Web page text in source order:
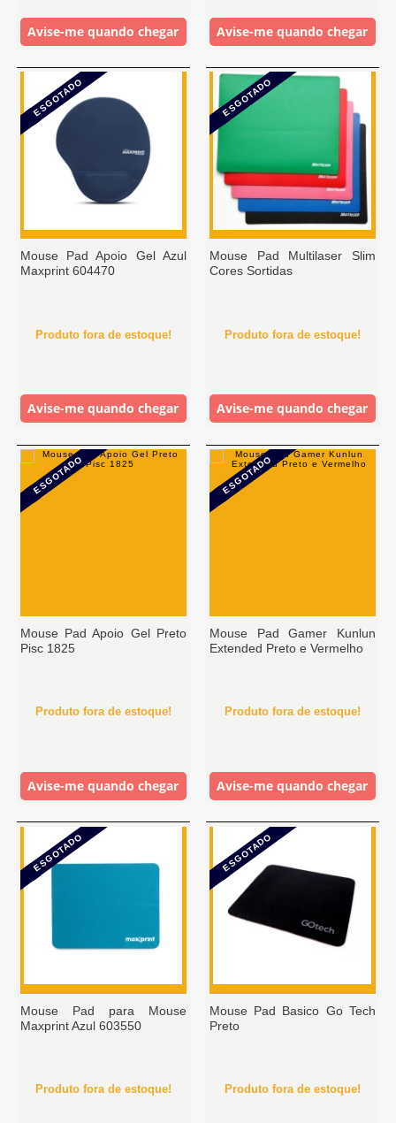
Avise-me quando chegar Avise-me quando chegar
ESGOTADO
Mouse Pad Apoio Gel Azul
Maxprint 604470
Produto fora de estoque!
Avise-me quando chegar
ESGOTADO
Mouse Pad Multilaser Slim
Cores Sortidas
Produto fora de estoque!
Avise-me quando chegar
ESGOTADO
Mouse Pad Apoio Gel Preto
Pisc 1825
Produto fora de estoque!
Avise-me quando chegar
ESGOTADO
Mouse Pad Gamer Kunlun
Extended Preto e Vermelho
Produto fora de estoque!
Avise-me quando chegar
ESGOTADO
Mouse Pad para Mouse
Maxprint Azul 603550
Produto fora de estoque!
ESGOTADO
Mouse Pad Basico Go Tech
Preto
Produto fora de estoque!